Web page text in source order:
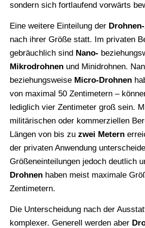
sondern sich fortlaufend vorwärts
Eine weitere Einteilung der
nach ihrer Größe statt. Im privaten
gebräuchlich sind Nano-
Mikrodrohnen und Minidrohnen.
beziehungsweise Micro-Drohnen
von maximal 50 Zentimetern –
lediglich vier Zentimeter groß sein.
militärischen oder kommerziellen
Längen von bis zu zwei Metern
der privaten Anwendung
Größeneinteilungen jedoch deutlich
Drohnen haben meist maximale
Zentimetern.
Die Unterscheidung nach der
komplexer. Generell werden aber